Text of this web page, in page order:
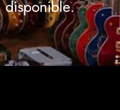
disponible.